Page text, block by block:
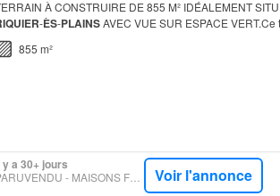
À CONSTRUIRE DE 855 M² IDÉALEMENT
-ÈS-PLAINSAVEC VUE SUR ESPACE
ouest, est idéalement situé à
855 m²
y a 30+ jours
PARUVENDU - MAISONS FRANCE CONFORT Voir l'annonce